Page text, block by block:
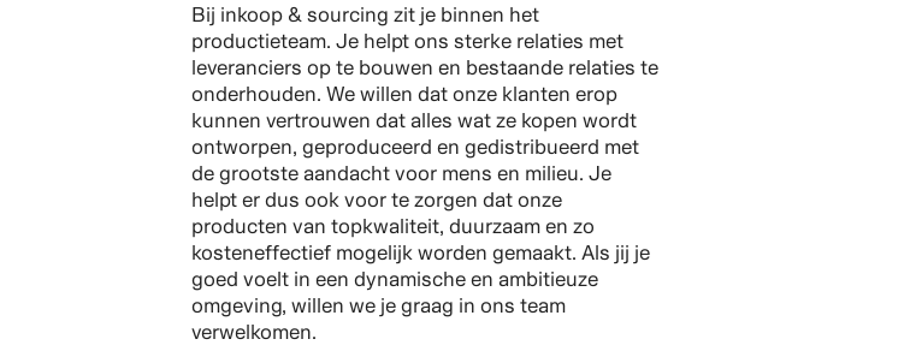
Bij inkoop & sourcing zit je binnen het
productieteam. Je helpt ons sterke relaties met
leveranciers op te bouwen en bestaande relaties te
onderhouden. We willen dat onze klanten erop
kunnen vertrouwen dat alles wat ze kopen wordt
ontworpen, geproduceerd en gedistribueerd met
de grootste aandacht voor mens en milieu. Je
helpt er dus ook voor te zorgen dat onze
producten van topkwaliteit, duurzaam en zo
kosteneffectief mogelijk worden gemaakt. Als jij je
goed voelt in een dynamische en ambitieuze
omgeving, willen we je graag in ons team
verwelkomen.